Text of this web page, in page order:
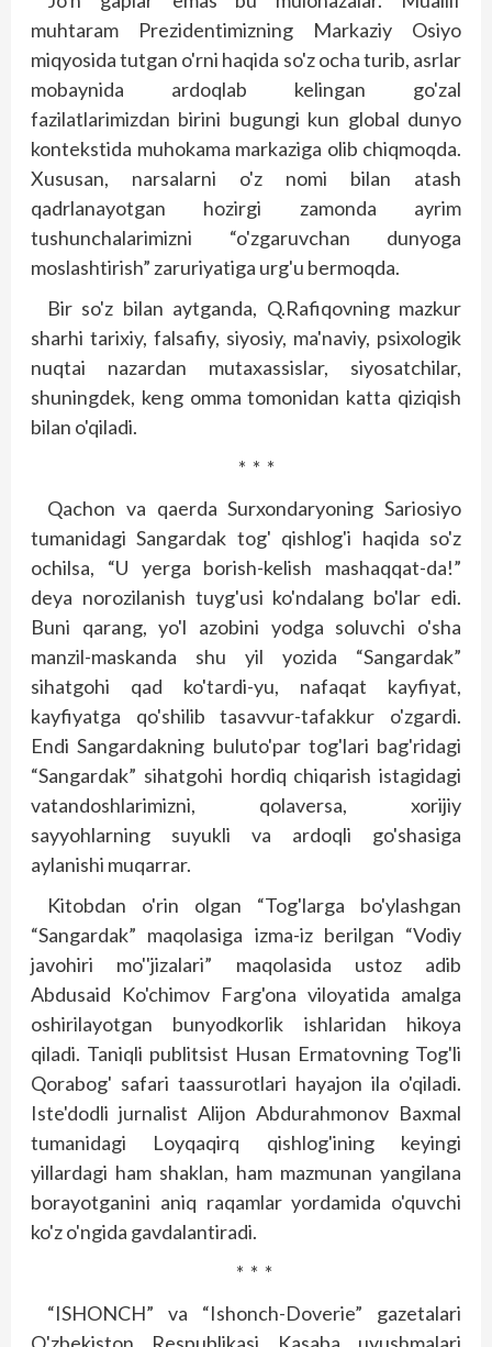
muhtaram Prezidentimizning Markaziy Osiyo
miqyosida tutgan o'rni haqida so'z ocha turib, asrlar
mobaynida ardoqlab kelingan go'zal
fazilatlarimizdan birini bugungi kun global dunyo
kontekstida muhokama markaziga olib chiqmoqda.
Xususan, narsalarni o'z nomi bilan atash
qadrlanayotgan hozirgi zamonda ayrim
tushunchalarimizni “o'zgaruvchan dunyoga
moslashtirish” zaruriyatiga urg'u bermoqda.
Bir so'z bilan aytganda, Q.Rafiqovning mazkur
sharhi tarixiy, falsafiy, siyosiy, ma'naviy, psixologik
nuqtai nazardan mutaxassislar, siyosatchilar,
shuningdek, keng omma tomonidan katta qiziqish
bilan o'qiladi.
* * *
Qachon va qaerda Surxondaryoning Sariosiyo
tumanidagi Sangardak tog' qishlog'i haqida so'z
ochilsa, “U yerga borish-kelish mashaqqat-da!”
deya norozilanish tuyg'usi ko'ndalang bo'lar edi.
Buni qarang, yo'l azobini yodga soluvchi o'sha
manzil-mas­kanda shu yil yozida “Sangardak”
sihatgohi qad ko'tardi-yu, nafaqat kayfiyat,
kayfiyatga qo'shilib tasavvur-tafakkur o'zgardi.
Endi Sangardakning buluto'par tog'lari bag'ridagi
“Sangardak” sihatgohi hordiq chiqarish istagidagi
vatandoshlarimizni, qolaversa, xorijiy
sayyohlarning suyukli va ardoqli go'shasiga
aylanishi muqarrar.
Kitobdan o'rin olgan “Tog'larga bo'ylashgan
“Sangardak” maqolasiga izma-iz berilgan “Vodiy
javohiri mo''jizalari” maqolasida ustoz adib
Abdusaid Ko'chimov Farg'ona viloyatida amalga
oshirilayotgan bunyodkorlik ishlaridan hikoya
qiladi. Taniqli publitsist Husan Ermatovning Tog'li
Qorabog' safari taassurotlari hayajon ila o'qiladi.
Iste'dodli jurnalist Alijon Abdurahmonov Baxmal
tumanidagi Loyqaqirq qish­log'ining keyingi
yillardagi ham shaklan, ham mazmunan yangilana
borayotganini aniq raqamlar yordamida o'quvchi
ko'z o'ngida gavdalantiradi.
* * *
“ISHONCH” va “Ishonch-Doverie” gazetalari